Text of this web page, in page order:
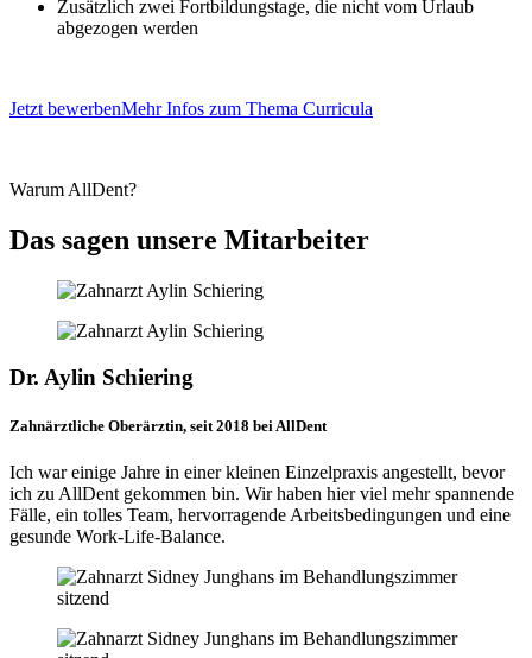
Zusätzlich zwei Fortbildungstage, die nicht vom Urlaub
abgezogen werden
Jetzt bewerbenMehr Infos zum Thema Curricula
Warum AllDent?
Das sagen unsere Mitarbeiter
Dr. Aylin Schiering
Zahnärztliche Oberärztin, seit 2018 bei AllDent
Ich war einige Jahre in einer kleinen Einzelpraxis angestellt, bevor
ich zu AllDent gekommen bin. Wir haben hier viel mehr spannende
Fälle, ein tolles Team, hervorragende Arbeitsbedingungen und eine
gesunde Work-Life-Balance.